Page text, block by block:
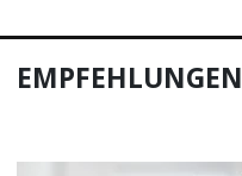
EMPFEHLUNGEN